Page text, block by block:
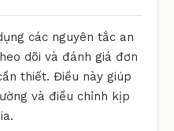
các nguyên tắc an
dõi và đánh giá đơn
thiết. Điều này giúp
và điều chỉnh kịp